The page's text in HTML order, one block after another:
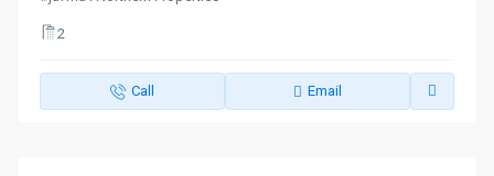
2
Call Email